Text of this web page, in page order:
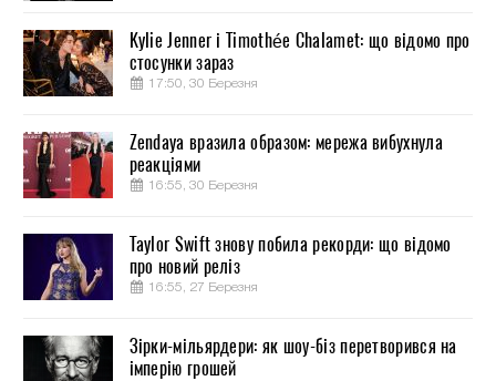
Kylie Jenner і Timothée Chalamet: що відомо про
стосунки зараз
17:50, 30 Березня
Zendaya вразила образом: мережа вибухнула
реакціями
16:55, 30 Березня
Taylor Swift знову побила рекорди: що відомо
про новий реліз
16:55, 27 Березня
Зірки-мільярдери: як шоу-біз перетворився на
імперію грошей